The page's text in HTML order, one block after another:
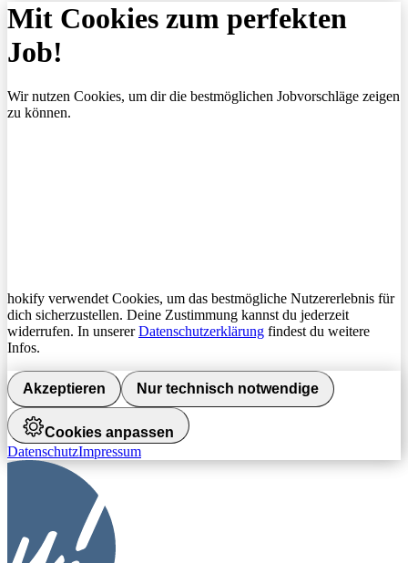
Mit Cookies zum perfekten
Job!
Wir nutzen Cookies, um dir die bestmöglichen Jobvorschläge zeigen
zu können.
hokify verwendet Cookies, um das bestmögliche Nutzererlebnis für
dich sicherzustellen. Deine Zustimmung kannst du jederzeit
widerrufen. In unsererDatenschutzerklärung findest du weitere
Infos.
Akzeptieren Nur technisch notwendige
Cookies anpassen
DatenschutzImpressum